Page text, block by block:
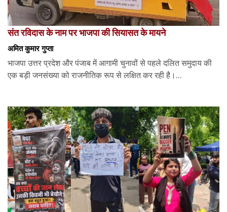
संत रविदास के नाम पर भाजपा की सियासत के मायने
अमित कुमार गुप्ता
भाजपा उत्तर प्रदेश और पंजाब में आगामी चुनावों से पहले दलित समुदाय की
एक बड़ी जनसंख्या को राजनीतिक रूप से लक्षित कर रही है।...